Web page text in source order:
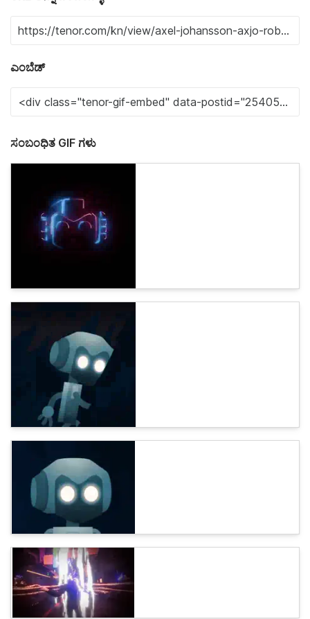
ಎಂಬೆಡ್
ಸಂಬಂಧಿತ GIF ಗಳು